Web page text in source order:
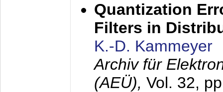
Quantization
Filters in
K.-D. Kammeyer
Archiv für
(AEÜ), Vol. 32,